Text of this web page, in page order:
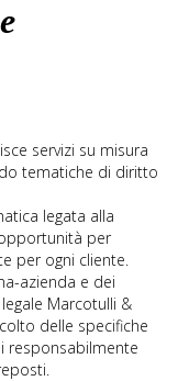
servizi su misura
tematiche di diritto
legata alla
per
per ogni cliente.
azienda e dei
Marcotulli &
delle specifiche
responsabilmente